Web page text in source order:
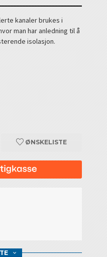
kanaler brukes i
man har anledning til å
isolasjon.
ØNSKELISTE